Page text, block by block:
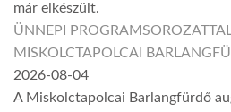
már elkészült.
ÜNNEPI
MISKOLCTAPOLCAI
2026-08-04
A Miskolctapolcai Barlangfürdő